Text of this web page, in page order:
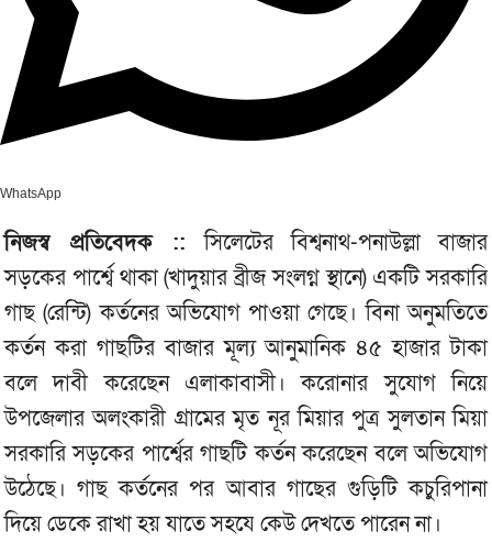
WhatsApp
নিজস্ব প্রতিবেদক :: সিলেটের বিশ্বনাথ-পনাউল্লা বাজার
সড়কের পার্শ্বে থাকা (খাদুয়ার ব্রীজ সংলগ্ন স্থানে) একটি সরকারি
গাছ (রেন্টি) কর্তনের অভিযোগ পাওয়া গেছে। বিনা অনুমতিতে
কর্তন করা গাছটির বাজার মূল্য আনুমানিক ৪৫ হাজার টাকা
বলে দাবী করেছেন এলাকাবাসী। করোনার সুযোগ নিয়ে
উপজেলার অলংকারী গ্রামের মৃত নূর মিয়ার পুত্র সুলতান মিয়া
সরকারি সড়কের পার্শ্বের গাছটি কর্তন করেছেন বলে অভিযোগ
উঠেছে। গাছ কর্তনের পর আবার গাছের গুড়িটি কচুরিপানা
দিয়ে ডেকে রাখা হয় যাতে সহযে কেউ দেখতে পারেন না।